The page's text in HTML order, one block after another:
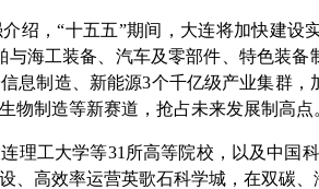
，“十五五”期间，大连将加快建设
与海工装备、汽车及零部件、特色装
息制造、新能源3个千亿级产业集群
物制造等新赛道，抢占未来发展制高点
工大学等31所高等院校，以及中国
、高效率运营英歌石科学城，在双碳